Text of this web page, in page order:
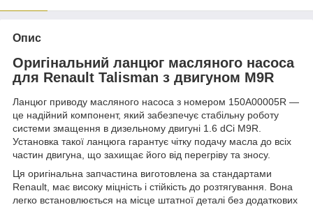
Опис
Оригінальний ланцюг масляного насоса
для Renault Talisman з двигуном M9R
Ланцюг приводу масляного насоса з номером 150A00005R —
це надійний компонент, який забезпечує стабільну роботу
системи змащення в дизельному двигуні 1.6 dCi M9R.
Установка такої ланцюга гарантує чітку подачу масла до всіх
частин двигуна, що захищає його від перегріву та зносу.
Ця оригінальна запчастина виготовлена за стандартами
Renault, має високу міцність і стійкість до розтягування. Вона
легко встановлюється на місце штатної деталі без додаткових